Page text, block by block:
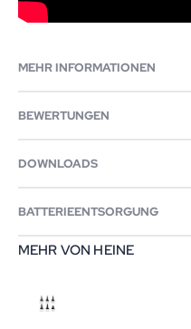
MEHR INFORMATIONEN
BEWERTUNGEN
DOWNLOADS
BATTERIEENTSORGUNG
MEHR VON HEINE